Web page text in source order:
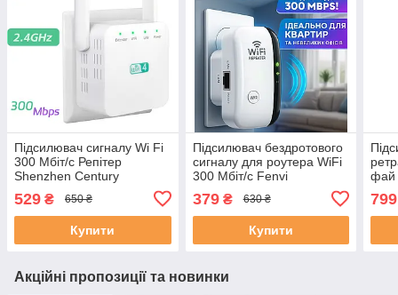
Підсилювач сигналу Wi Fi
300 Mбіт/с Репітер
Shenzhen Century
білий
529 ₴ 650 ₴
Купити
Підсилювач бездротового
сигналу для роутера WiFi
300 Мбіт/с Fenvi
репітер бездротовий
379₴ 630 ₴
Купити
фай
799
Акційні пропозиції та новинки